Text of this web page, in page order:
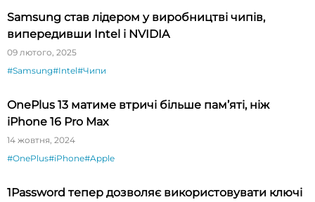
Samsung став лідером у виробництві чипів,
випередивши Intel і NVIDIA
09 лютого, 2025
#Samsung#Intel#Чипи
OnePlus 13 матиме втричі більше пам’яті, ніж
iPhone 16 Pro Max
14 жовтня, 2024
#OnePlus#iPhone#Apple
1Password тепер дозволяє використовувати ключі